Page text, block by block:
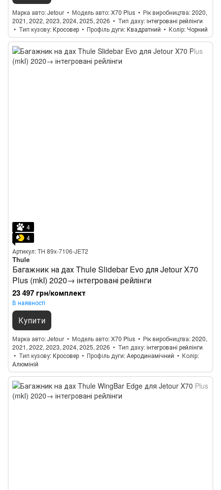
Марка авто Jetour Модель авто X70 Plus Рік виробництва 2020,
2021, 2022, 2023, 2024, 2025, 2026
Тип даху інтегровані рейлінги
Тип кузову Кросовер Профіль дуги Квадратний Колір Чорний
4
4
Артикул: TH 89x-7106-JET2
Thule
Багажник на дах Thule Slidebar Evo для Jetour X70
Plus (mkI) 2020→ інтегровані рейлінги
23 497 грн/комплект
В наявності
Купити
Марка авто Jetour Модель авто X70 Plus Рік виробництва 2020,
2021, 2022, 2023, 2024, 2025, 2026
Тип даху інтегровані рейлінги
Тип кузову Кросовер Профіль дуги Аеродинамічний
Колір
Алюміній